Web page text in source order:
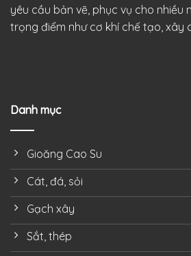
yêu cầu bản vẽ, phục vụ cho nhiều
trọng điểm như cơ khí chế tạo, xây
Danh mục
Gioăng Cao Su
Cát, đá, sỏi
Gạch xây
Sắt, thép